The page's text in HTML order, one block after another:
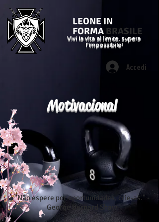
LEONE IN
FORMA BRASILE
Vivi la vita al limite, supera
l'impossibile!
Accedi
Motivacional
"Não espere por oportunidades, crie-as." -
George Bernard Shaw